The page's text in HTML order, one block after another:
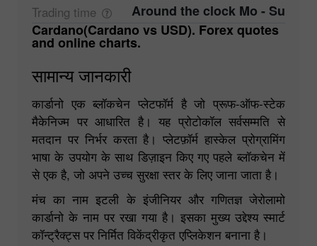
Trading time
Around the clock Mo - Su
Cardano(Cardano vs USD). Forex quotes
and online charts.
सामान्य जानकारी
कार्डानो एक ब्लॉकचेन प्लेटफॉर्म है जो प्रूफ-ऑफ-स्टेक
मैकेनिज्म पर आधारित है। यह प्रोटोकॉल सर्वसम्मति से
मतदान पर निर्भर करता है। प्लेटफ़ॉर्म हास्केल प्रोग्रामिंग
भाषा के उपयोग के साथ डिज़ाइन किए गए पहले ब्लॉकचेन में
से एक है, जो अपने उच्च सुरक्षा स्तर के लिए जाना जाता है।
मंच का नाम इटली के इंजीनियर और गणितज्ञ जेरोलामो
कार्डानो के नाम पर रखा गया है। इसका मुख्य उद्देश्य स्मार्ट
कॉन्ट्रैक्ट्स पर निर्मित विकेंद्रीकृत एप्लिकेशन बनाना है।